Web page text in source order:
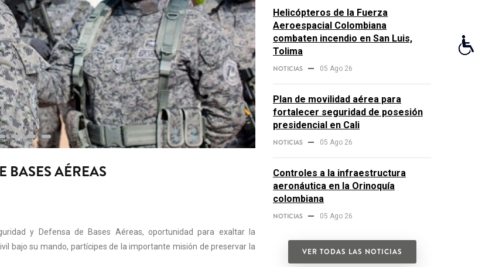
BASES AÉREAS
y Defensa de Bases Aéreas, oportunidad para exaltar la
bajo su mando, partícipes de la importante misión de preservar la
Helicópteros de la Fuerza
Aeroespacial Colombiana
combaten incendio en San Luis,
Tolima
NOTICIAS 05 Ago 26
Plan de movilidad aérea para
fortalecer seguridad de posesión
presidencial en Cali
NOTICIAS 05 Ago 26
Controles a la infraestructura
aeronáutica en la Orinoquía
colombiana
NOTICIAS 05 Ago 26
VER TODAS LAS NOTICIAS